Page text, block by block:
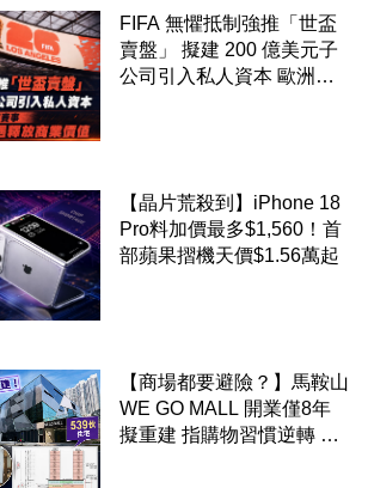
FIFA 無懼抵制強推「世盃
賣盤」 擬建 200 億美元子
公司引入私人資本 歐洲足
【晶片荒殺到】iPhone 18
Pro料加價最多$1,560！首
部蘋果摺機天價$1.56萬起
【商場都要避險？】馬鞍山
WE GO MALL 開業僅8年
擬重建 指購物習慣逆轉 餐